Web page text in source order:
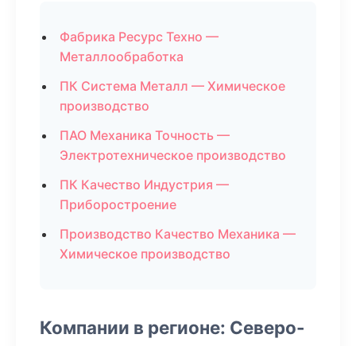
Фабрика Ресурс Техно —
Металлообработка
ПК Система Металл — Химическое
производство
ПАО Механика Точность —
Электротехническое производство
ПК Качество Индустрия —
Приборостроение
Производство Качество Механика —
Химическое производство
Компании в регионе: Северо-